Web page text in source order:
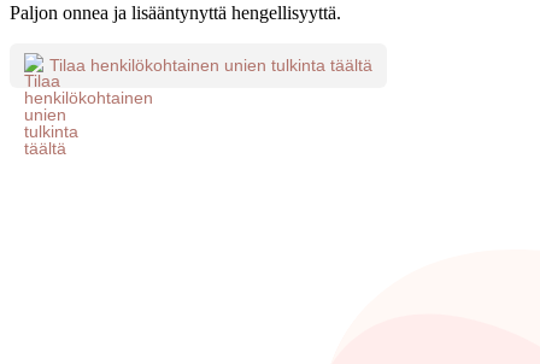
Paljon onnea ja lisääntynyttä hengellisyyttä.
Tilaa henkilökohtainen unien tulkinta täältä